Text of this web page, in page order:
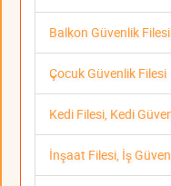
Balkon Güvenlik Filesi
Çocuk Güvenlik Filesi
Kedi Filesi, Kedi
İnşaat Filesi, İş